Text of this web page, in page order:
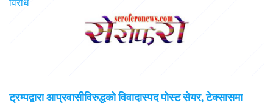
ट्रम्पद्वारा आप्रवासीविरुद्धको विवादास्पद पोस्ट सेयर, टेक्सासमा